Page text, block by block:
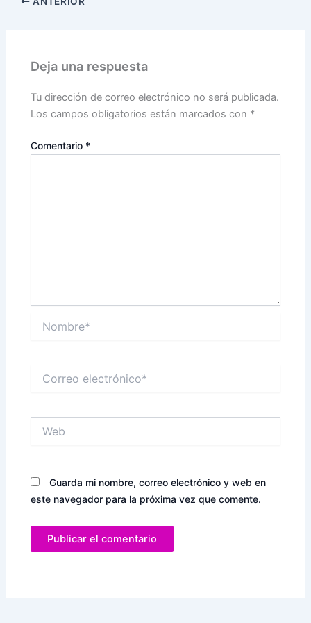
Deja una respuesta
Tu dirección de correo electrónico no será publicada.
Los campos obligatorios están marcados con *
Comentario *
electrónico*
Guarda mi nombre, correo electrónico y web en
este navegador para la próxima vez que comente.